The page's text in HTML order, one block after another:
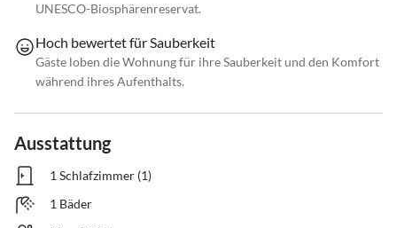
UNESCO-Biosphärenreservat.
Hoch bewertet für Sauberkeit
Gäste loben die Wohnung für ihre Sauberkeit und den Komfort
während ihres Aufenthalts.
Ausstattung
1 Schlafzimmer (1)
1 Bäder